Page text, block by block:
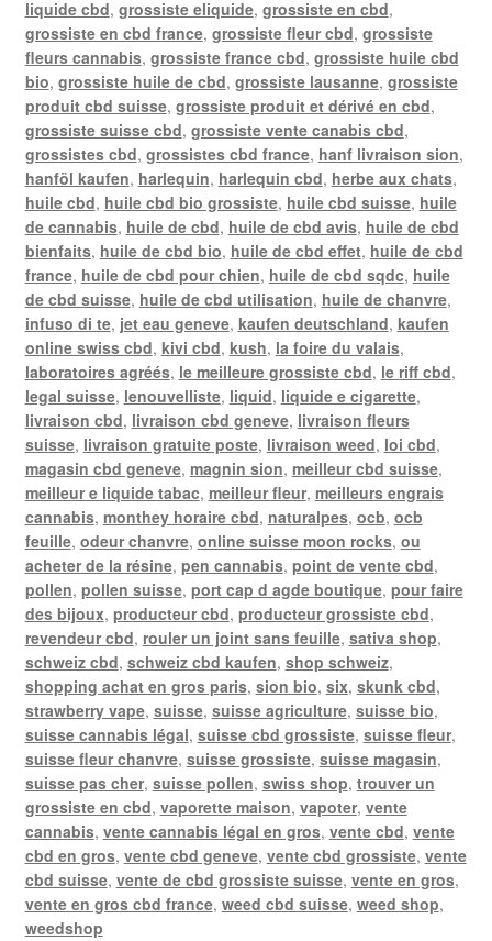
liquide cbd, grossiste eliquide, grossiste en cbd,
grossiste en cbd france, grossiste fleur cbd, grossiste
fleurs cannabis, grossiste france cbd, grossiste huile cbd
bio, grossiste huile de cbd, grossiste lausanne, grossiste
produit cbd suisse, grossiste produit et dérivé en cbd,
grossiste suisse cbd, grossiste vente canabis cbd,
grossistes cbd, grossistes cbd france, hanf livraison sion,
hanföl kaufen, harlequin, harlequin cbd, herbe aux chats,
huile cbd, huile cbd bio grossiste, huile cbd suisse, huile
de cannabis, huile de cbd, huile de cbd avis, huile de cbd
bienfaits, huile de cbd bio, huile de cbd effet, huile de cbd
france, huile de cbd pour chien, huile de cbd sqdc, huile
de cbd suisse, huile de cbd utilisation, huile de chanvre,
infuso di te, jet eau geneve, kaufen deutschland, kaufen
online swiss cbd, kivi cbd, kush, la foire du valais,
laboratoires agréés, le meilleure grossiste cbd, le riff cbd,
legal suisse, lenouvelliste, liquid, liquide e cigarette,
livraison cbd, livraison cbd geneve, livraison fleurs
suisse, livraison gratuite poste, livraison weed, loi cbd,
magasin cbd geneve, magnin sion, meilleur cbd suisse,
meilleur e liquide tabac, meilleur fleur, meilleurs engrais
cannabis, monthey horaire cbd, naturalpes, ocb, ocb
feuille, odeur chanvre, online suisse moon rocks, ou
acheter de la résine, pen cannabis, point de vente cbd,
pollen, pollen suisse, port cap d agde boutique, pour faire
des bijoux, producteur cbd, producteur grossiste cbd,
revendeur cbd, rouler un joint sans feuille, sativa shop,
schweiz cbd, schweiz cbd kaufen, shop schweiz,
shopping achat en gros paris, sion bio, six, skunk cbd,
strawberry vape, suisse, suisse agriculture, suisse bio,
suisse cannabis légal, suisse cbd grossiste, suisse fleur,
suisse fleur chanvre, suisse grossiste, suisse magasin,
suisse pas cher, suisse pollen, swiss shop, trouver un
grossiste en cbd, vaporette maison, vapoter, vente
cannabis, vente cannabis légal en gros, vente cbd, vente
cbd en gros, vente cbd geneve, vente cbd grossiste, vente
cbd suisse, vente de cbd grossiste suisse, vente en gros,
vente en gros cbd france, weed cbd suisse, weed shop,
weedshop